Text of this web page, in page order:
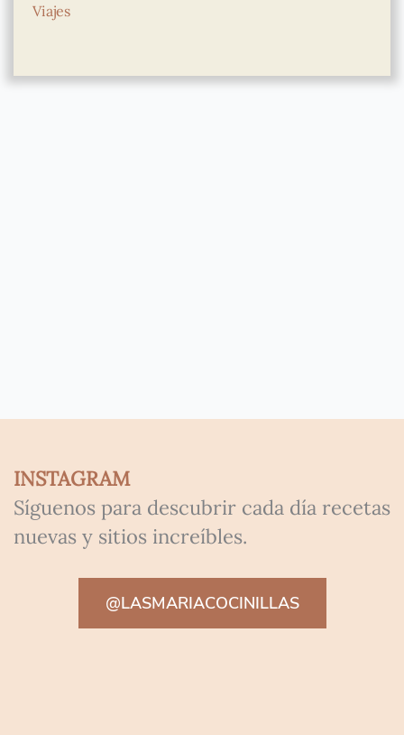
Viajes
INSTAGRAM
Síguenos para descubrir cada día recetas
nuevas y sitios increíbles.
@LASMARIACOCINILLAS